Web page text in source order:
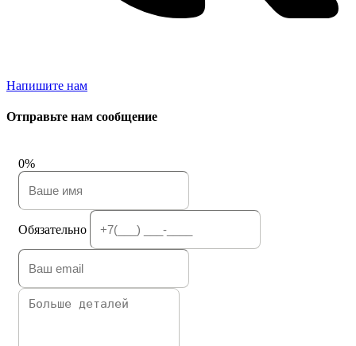
Напишите нам
Отправьте нам сообщение
0%
Обязательно